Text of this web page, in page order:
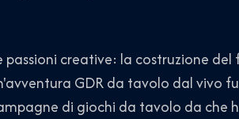
creative: la costruzione
GDR da tavolo dal vivo
di giochi da tavolo da che